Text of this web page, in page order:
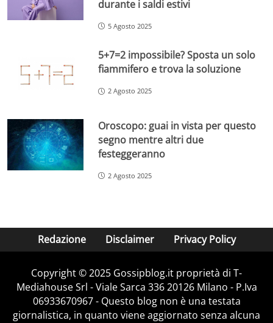
durante i saldi estivi
5 Agosto 2025
5+7=2 impossibile? Sposta un solo
fiammifero e trova la soluzione
2 Agosto 2025
Oroscopo: guai in vista per questo
segno mentre altri due
festeggeranno
2 Agosto 2025
Redazione Disclaimer Privacy Policy
Copyright © 2025 Gossipblog.it proprietà di T-
Mediahouse Srl - Viale Sarca 336 20126 Milano - P.Iva
06933670967 - Questo blog non è una testata
giornalistica, in quanto viene aggiornato senza alcuna